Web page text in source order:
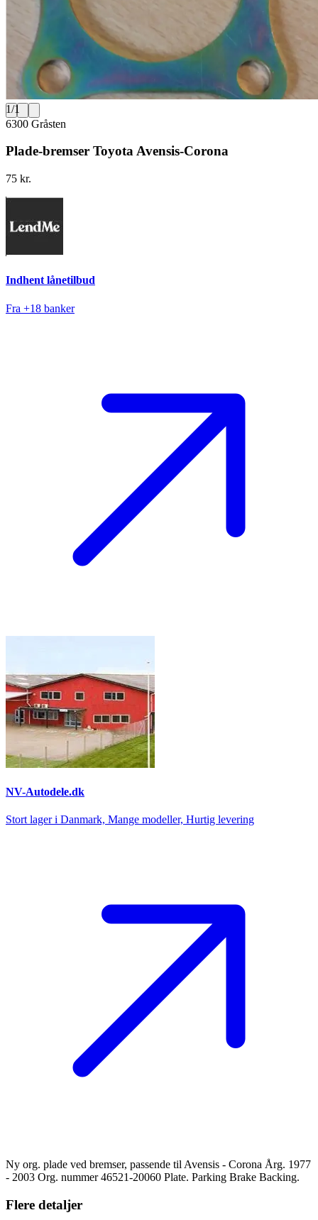
1/1
6300 Gråsten
Plade-bremser Toyota Avensis-Corona
75 kr.
Indhent lånetilbud
Fra +18 banker
NV-Autodele.dk
Stort lager i Danmark, Mange modeller, Hurtig levering
Ny org. plade ved bremser, passende til Avensis - Corona Årg. 1977
- 2003 Org. nummer 46521-20060 Plate. Parking Brake Backing.
Flere detaljer